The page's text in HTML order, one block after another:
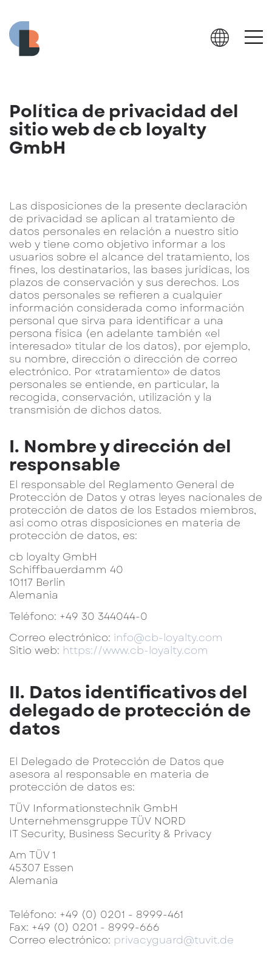
Política de privacidad del
sitio web de cb loyalty
GmbH
Las disposiciones de la presente declaración
de privacidad se aplican al tratamiento de
datos personales en relación a nuestro sitio
web y tiene como objetivo informar a los
usuarios sobre el alcance del tratamiento, los
fines, los destinatarios, las bases jurídicas, los
plazos de conservación y sus derechos. Los
datos personales se refieren a cualquier
información considerada como información
personal que sirva para identificar a una
persona física (en adelante también «el
interesado» titular de los datos), por ejemplo,
su nombre, dirección o dirección de correo
electrónico. Por «tratamiento» de datos
personales se entiende, en particular, la
recogida, conservación, utilización y la
transmisión de dichos datos.
I. Nombre y dirección del
responsable
El responsable del Reglamento General de
Protección de Datos y otras leyes nacionales de
protección de datos de los Estados miembros,
así como otras disposiciones en materia de
protección de datos, es:
cb loyalty GmbH
Schiffbauerdamm 40
10117 Berlín
Alemania
Teléfono: +49 30 344044-0
Correo electrónico: info@cb-loyalty.com
Sitio web: https://www.cb-loyalty.com
II. Datos identificativos del
delegado de protección de
datos
El Delegado de Protección de Datos que
asesora al responsable en materia de
protección de datos es:
TÜV Informationstechnik GmbH
Unternehmensgruppe TÜV NORD
IT Security, Business Security & Privacy
Am TÜV 1
45307 Essen
Alemania
Teléfono: +49 (0) 0201 - 8999-461
Fax: +49 (0) 0201 - 8999-666
Correo electrónico: privacyguard@tuvit.de